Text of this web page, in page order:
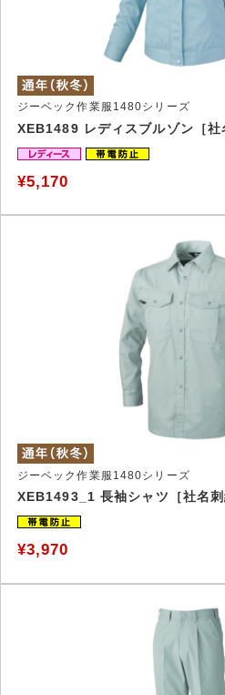
ジーベック作業服1480シリーズ
XEB1489 レディスブルゾン［社
¥5,170
ジーベック作業服1480シリーズ
XEB1493_1 長袖シャツ［社名刺
¥3,970